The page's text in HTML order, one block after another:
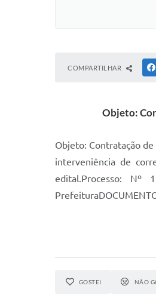
COMPARTILHAR
Objeto:
Objeto: Contratação
interveniência de
edital.Processo: Nº
GOSTEI NÃO